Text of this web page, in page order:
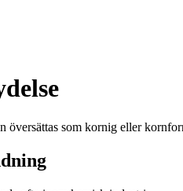
översättas som kornig eller